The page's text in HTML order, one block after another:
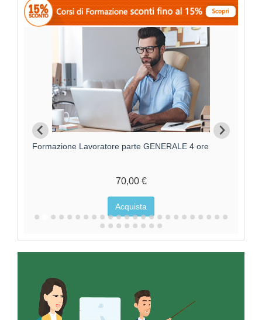
Formazione Lavoratore parte GENERALE 4 ore
70,00 €
Acquista